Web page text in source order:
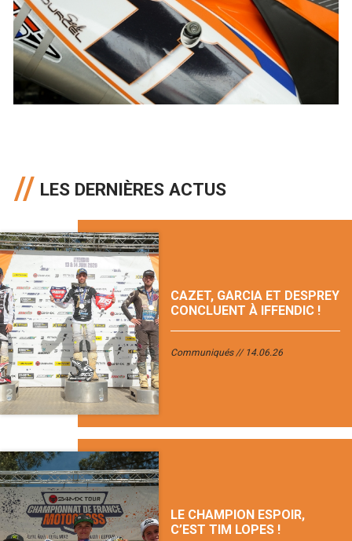
LES DERNIÈRES ACTUS
CAZET, GARCIA ET DESPREY
CONCLUENT À IFFENDIC !
Communiqués 14.06.26
LE CHAMPION ESPOIR,
C’EST TIM LOPES !